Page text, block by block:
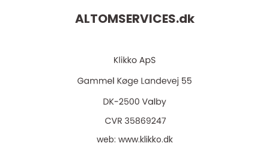
ALTOMSERVICES.dk
web: www.klikko.dk